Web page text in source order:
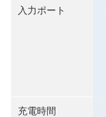
入力ポート
充電時間